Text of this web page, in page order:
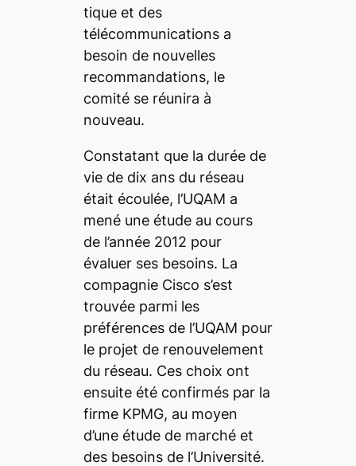
tique et des
télécommunications a
besoin de nouvelles
recommandations, le
comité se réunira à
nouveau.
Constatant que la durée de
vie de dix ans du réseau
était écoulée, l’UQAM a
mené une étude au cours
de l’année 2012 pour
évaluer ses besoins. La
compagnie Cisco s’est
trouvée parmi les
préférences de l’UQAM pour
le projet de renouvelement
du réseau. Ces choix ont
ensuite été confirmés par la
firme KPMG, au moyen
d’une étude de marché et
des besoins de l’Université.